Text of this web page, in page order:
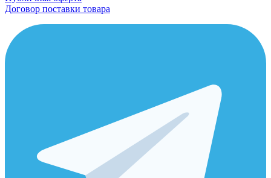
Договор поставки товара